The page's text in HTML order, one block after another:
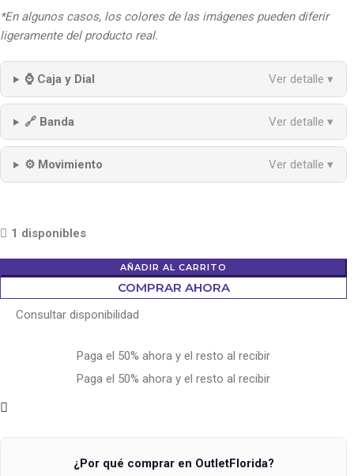
*En algunos casos, los colores de las imágenes pueden diferir
ligeramente del producto real.
Ver detalle ▾
⌚ Caja y Dial
Ver detalle ▾
🔗 Banda
Ver detalle ▾
⚙️ Movimiento
1 disponibles
AÑADIR AL CARRITO
COMPRAR AHORA
Consultar disponibilidad
Paga el 50% ahora y el resto al recibir
Paga el 50% ahora y el resto al recibir
¿Por qué comprar en OutletFlorida?